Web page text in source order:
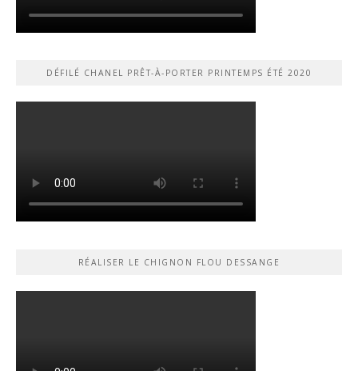
DÉFILÉ CHANEL PRÊT-À-PORTER PRINTEMPS ÉTÉ 2020
RÉALISER LE CHIGNON FLOU DESSANGE